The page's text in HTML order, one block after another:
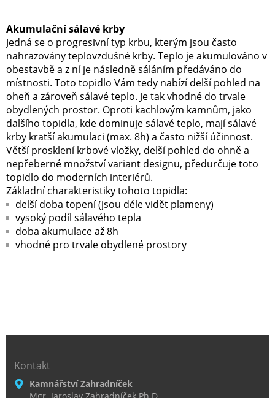
Akumulační sálavé krby
Jedná se o progresivní typ krbu, kterým jsou často
nahrazovány teplovzdušné krby. Teplo je akumulováno v
obestavbě a z ní je následně sáláním předáváno do
místnosti. Toto topidlo Vám tedy nabízí delší pohled na
oheň a zároveň sálavé teplo. Je tak vhodné do trvale
obydlených prostor. Oproti kachlovým kamnům, jako
dalšího topidla, kde dominuje sálavé teplo, mají sálavé
krby kratší akumulaci (max. 8h) a často nižší účinnost.
Větší prosklení krbové vložky, delší pohled do ohně a
nepřeberné množství variant designu, předurčuje toto
topidlo do moderních interiérů.
Základní charakteristiky tohoto topidla:
delší doba topení (jsou déle vidět plameny)
vysoký podíl sálavého tepla
doba akumulace až 8h
vhodné pro trvale obydlené prostory
Kontakt
Kamnářství Zahradníček